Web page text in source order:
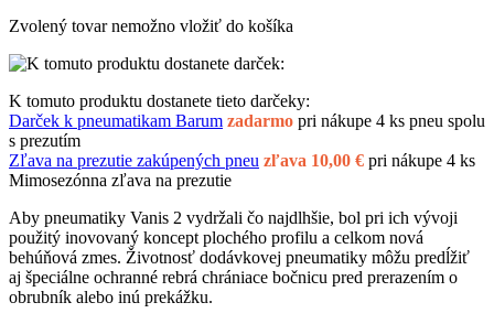
Zvolený tovar nemožno vložiť do košíka
K tomuto produktu dostanete tieto darčeky:
Darček k pneumatikam Barum zadarmo pri nákupe 4 ks pneu spolu
s prezutím
Zľava na prezutie zakúpených pneu zľava 10,00 € pri nákupe 4 ks
Mimosezónna zľava na prezutie
Aby pneumatiky Vanis 2 vydržali čo najdlhšie, bol pri ich vývoji
použitý inovovaný koncept plochého profilu a celkom nová
behúňová zmes. Životnosť dodávkovej pneumatiky môžu predĺžiť
aj špeciálne ochranné rebrá chrániace bočnicu pred prerazením o
obrubník alebo inú prekážku.